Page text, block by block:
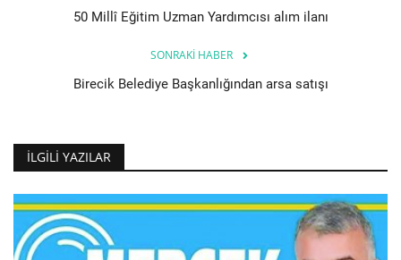
50 Millî Eğitim Uzman Yardımcısı alım ilanı
SONRAKI HABER
Birecik Belediye Başkanlığından arsa satışı
İLGILI YAZILAR